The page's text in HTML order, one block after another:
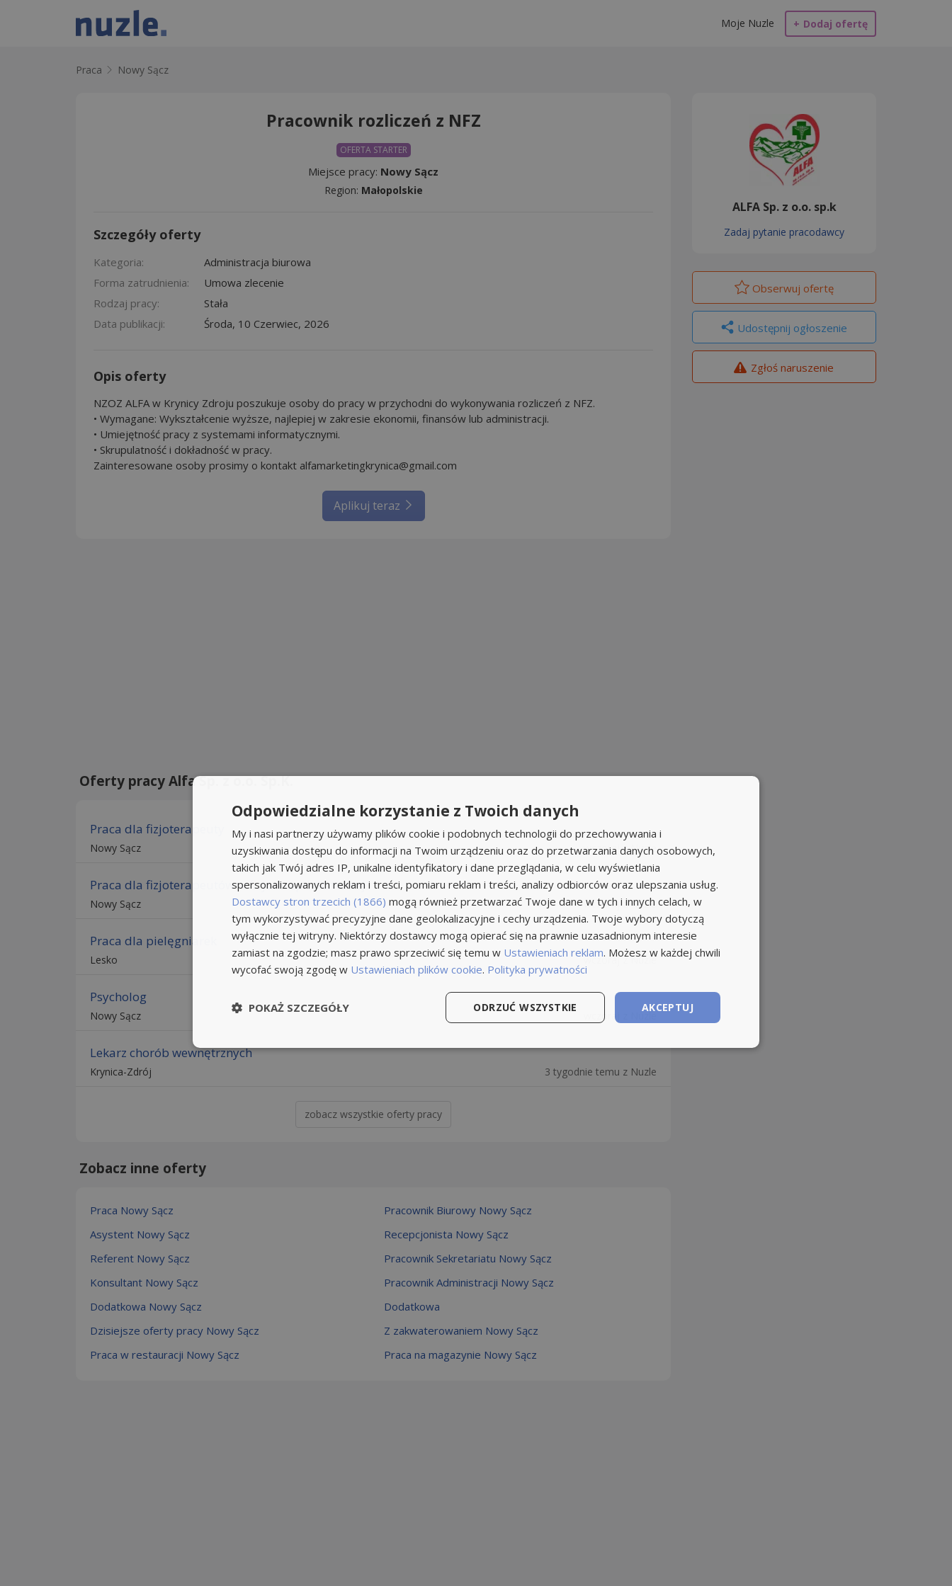
+ Dodaj ofertę
Moje Nuzle
Praca Nowy Sącz
ALFA Sp. z o.o. sp.k
Zadaj pytanie pracodawcy
Obserwuj ofertę
Udostępnij ogłoszenie
Zgłoś naruszenie
Pracownik rozliczeń z NFZ
OFERTA STARTER
Miejsce pracy: Nowy Sącz
Region: Małopolskie
Szczegóły oferty
Kategoria:
Administracja biurowa
Forma zatrudnienia:
Umowa zlecenie
Rodzaj pracy:
Stała
Data publikacji:
Środa, 10 Czerwiec, 2026
Opis oferty
NZOZ ALFA w Krynicy Zdroju poszukuje osoby do pracy w przychodni do wykonywania rozliczeń z NFZ.
• Wymagane: Wykształcenie wyższe, najlepiej w zakresie ekonomii, finansów lub administracji.
• Umiejętność pracy z systemami informatycznymi.
• Skrupulatność i dokładność w pracy.
Zainteresowane osoby prosimy o kontakt alfamarketingkrynica@gmail.com
Aplikuj teraz
Oferty pracy Alfa Sp. z o.o. Sp.K.
Praca dla fizjoterapeuty
Nowy Sącz wczoraj z Nuzle
Praca dla fizjoterapeutów w fizjoterapii domowej
Nowy Sącz wczoraj z Nuzle
Praca dla pielęgniarek
Lesko wczoraj z Nuzle
Psycholog
Nowy Sącz wczoraj z Nuzle
Lekarz chorób wewnętrznych
Krynica-Zdrój 3 tygodnie temu z Nuzle
zobacz wszystkie oferty pracy
Zobacz inne oferty
Praca Nowy Sącz
Pracownik Biurowy Nowy Sącz
Asystent Nowy Sącz
Recepcjonista Nowy Sącz
Referent Nowy Sącz
Pracownik Sekretariatu Nowy Sącz
Konsultant Nowy Sącz
Pracownik Administracji Nowy Sącz
Dodatkowa Nowy Sącz
Dodatkowa
Dzisiejsze oferty pracy Nowy Sącz
Z zakwaterowaniem Nowy Sącz
Praca w restauracji Nowy Sącz
Praca na magazynie Nowy Sącz
Odpowiedzialne korzystanie z Twoich danych
My i nasi partnerzy używamy plików cookie i podobnych technologii do przechowywania i
uzyskiwania dostępu do informacji na Twoim urządzeniu oraz do przetwarzania danych osobowych,
takich jak Twój adres IP, unikalne identyfikatory i dane przeglądania, w celu wyświetlania
spersonalizowanych reklam i treści, pomiaru reklam i treści, analizy odbiorców oraz ulepszania usług.
Dostawcy stron trzecich (1866) mogą również przetwarzać Twoje dane w tych i innych celach, w
tym wykorzystywać precyzyjne dane geolokalizacyjne i cechy urządzenia. Twoje wybory dotyczą
wyłącznie tej witryny. Niektórzy dostawcy mogą opierać się na prawnie uzasadnionym interesie
zamiast na zgodzie; masz prawo sprzeciwić się temu w Ustawieniach reklam. Możesz w każdej chwili
wycofać swoją zgodę w Ustawieniach plików cookie. Polityka prywatności
AKCEPTUJ
ODRZUĆ WSZYSTKIE
POKAŻ SZCZEGÓŁY